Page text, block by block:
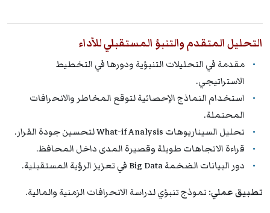
التحليل المتقدم والتنبؤ المستقبلي للأداء
مقدمة في التحليلات التنبؤية ودورها في التخطيط
الاستراتيجي.
استخدام النماذج الإحصائية لتوقع المخاطر والانحرافات
المحتملة.
تحليل السيناريوهات What-if Analysis لتحسين جودة القرار.
قراءة الاتجاهات طويلة وقصيرة المدى داخل المحافظ.
دور البيانات الضخمة Big Data في تعزيز الرؤية المستقبلية.
تطبيق عملي: نموذج تنبؤي لدراسة الانحرافات الزمنية والمالية.